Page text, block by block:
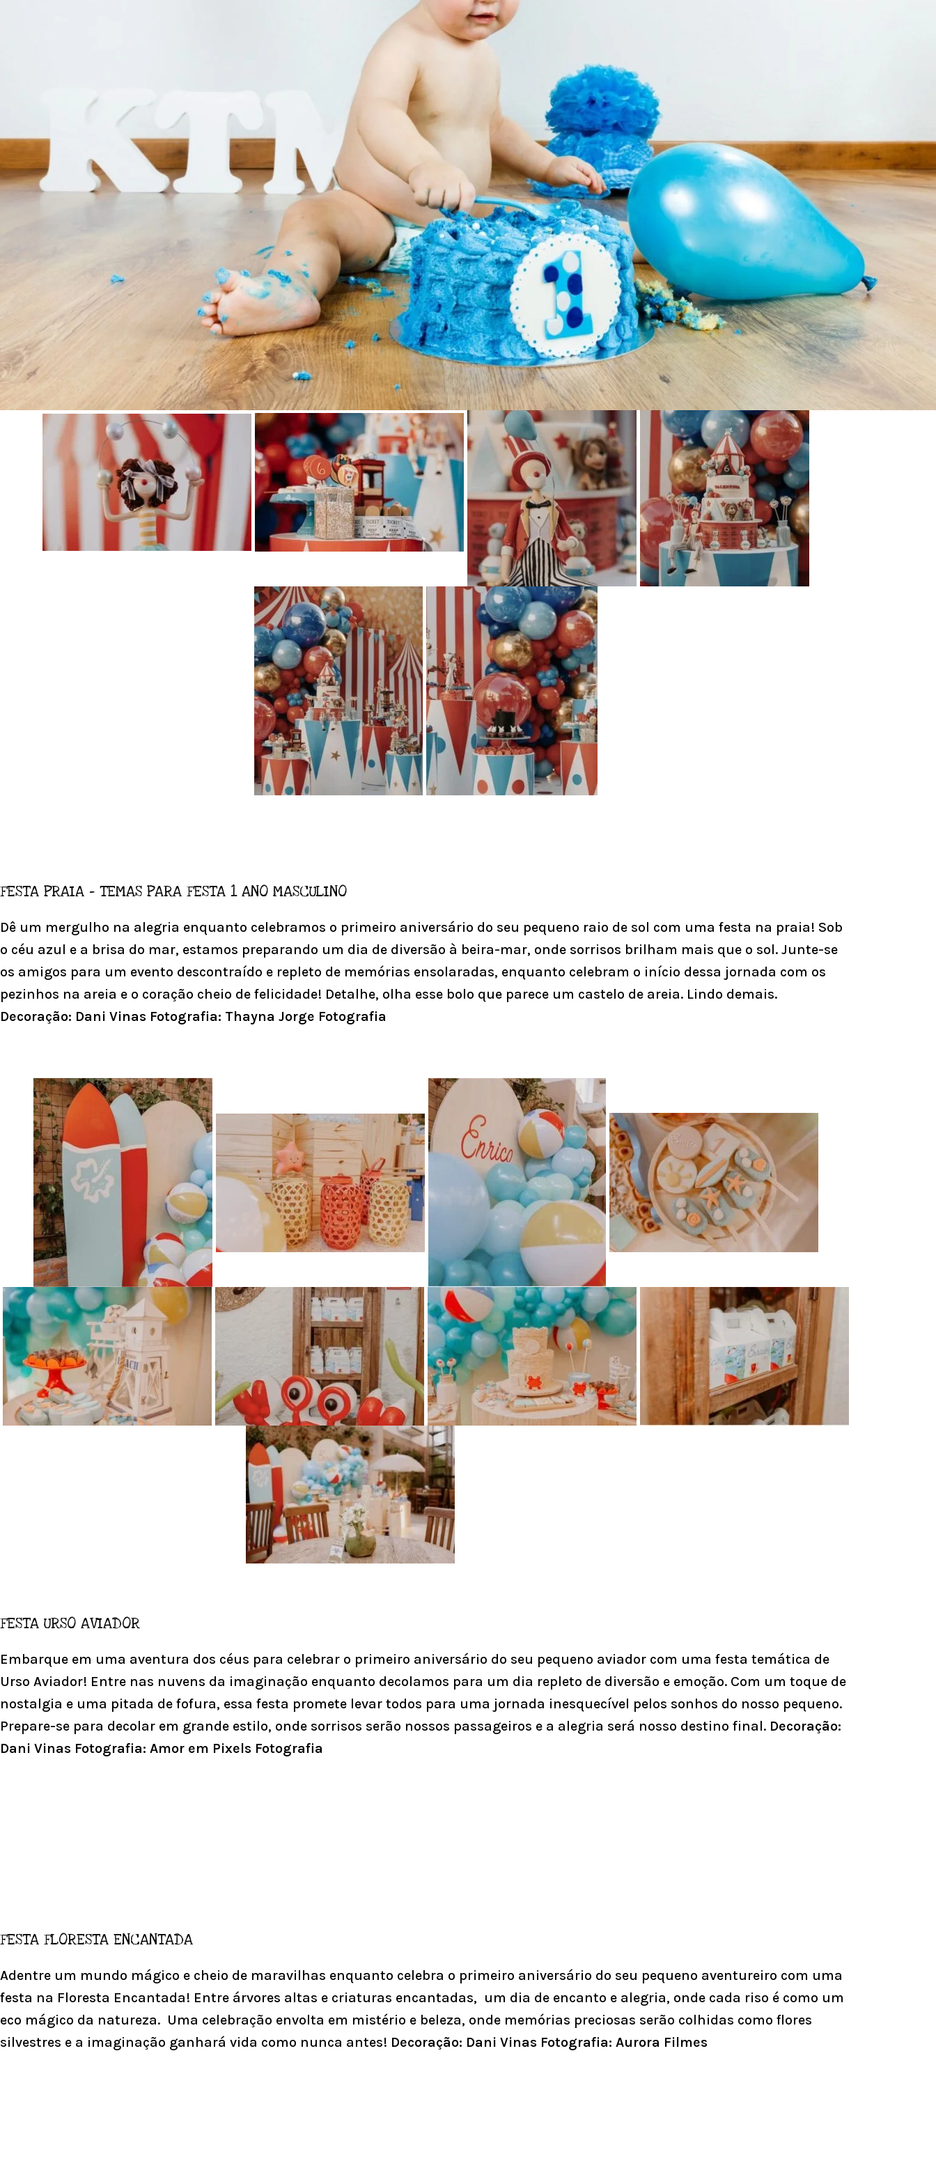
criando momentos inesquecíveis que serão lembrados por anos a fio. Prepare-se para embarcar em uma jornada repleta de
criatividade e diversão, onde o único limite é a imaginação. Seja qual for o tema que você escolher, saiba que ele é o pano de
fundo perfeito para uma celebração única e cheia de alegria.
Dê as boas-vindas ao espetáculo encantado do aniversário de 1 ano com o tema circo! Prepare-se para um dia mágico repleto de
cores vibrantes, alegria contagiante e muita diversão circense. A festa circo é um convite para celebrar o primeiro grande capítulo
da vida do nosso pequeno(a) artista, com malabarismos de risadas, truques de felicidade e uma dose generosa de encanto sob a
tenda do circo. Uma comemoração repleta de espetáculo e carinho, onde a alegria é o verdadeiro show em destaque!Decoração:
Dani Vinas Fotografia: Tum Tum Fotografia
FESTA PRAIA – TEMAS PARA FESTA 1 ANO MASCULINO
Dê um mergulho na alegria enquanto celebramos o primeiro aniversário do seu pequeno raio de sol com uma festa na praia! Sob
o céu azul e a brisa do mar, estamos preparando um dia de diversão à beira-mar, onde sorrisos brilham mais que o sol. Junte-se
os amigos para um evento descontraído e repleto de memórias ensolaradas, enquanto celebram o início dessa jornada com os
pezinhos na areia e o coração cheio de felicidade! Detalhe, olha esse bolo que parece um castelo de areia. Lindo demais.
Decoração: Dani Vinas Fotografia: Thayna Jorge Fotografia
FESTA URSO AVIADOR
Embarque em uma aventura dos céus para celebrar o primeiro aniversário do seu pequeno aviador com uma festa temática de
Urso Aviador! Entre nas nuvens da imaginação enquanto decolamos para um dia repleto de diversão e emoção. Com um toque de
nostalgia e uma pitada de fofura, essa festa promete levar todos para uma jornada inesquecível pelos sonhos do nosso pequeno.
Prepare-se para decolar em grande estilo, onde sorrisos serão nossos passageiros e a alegria será nosso destino final. Decoração:
Dani Vinas Fotografia: Amor em Pixels Fotografia
FESTA FLORESTA ENCANTADA
Adentre um mundo mágico e cheio de maravilhas enquanto celebra o primeiro aniversário do seu pequeno aventureiro com uma
festa na Floresta Encantada! Entre árvores altas e criaturas encantadas, um dia de encanto e alegria, onde cada riso é como um
eco mágico da natureza. Uma celebração envolta em mistério e beleza, onde memórias preciosas serão colhidas como flores
silvestres e a imaginação ganhará vida como nunca antes! Decoração: Dani Vinas Fotografia: Aurora Filmes